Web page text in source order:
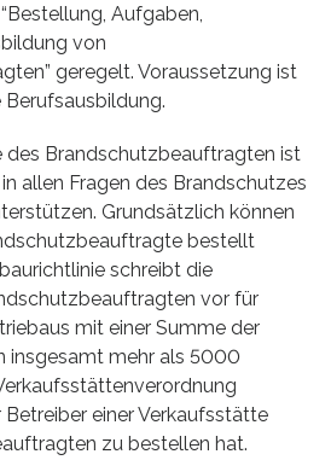
Aufgaben,
von
geregelt. Voraussetzung ist
des Brandschutzbeauftragten ist
allen Fragen des Brandschutzes
Grundsätzlich können
bestellt
schreibt die
vor für
mit einer Summe der
insgesamt mehr als 5000
einer Verkaufsstätte
zu bestellen hat.